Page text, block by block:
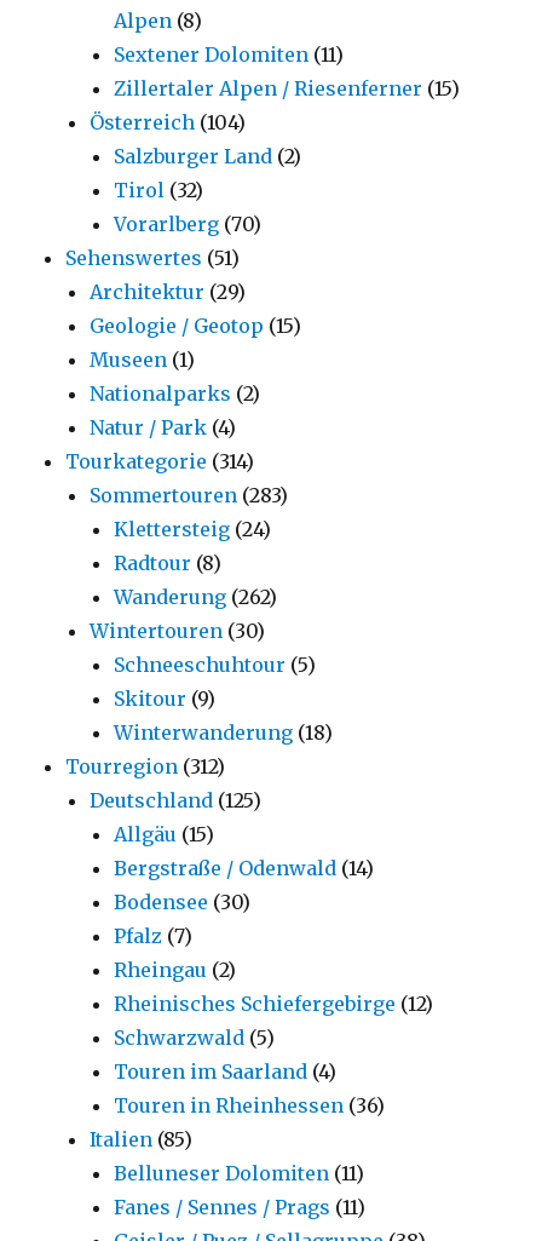
Alpen (8)
Sextener Dolomiten (11)
Zillertaler Alpen / Riesenferner (15)
Österreich (104)
Salzburger Land (2)
Tirol (32)
Vorarlberg (70)
Sehenswertes (51)
Architektur (29)
Geologie / Geotop (15)
Museen (1)
Nationalparks (2)
Natur / Park (4)
Tourkategorie (314)
Sommertouren (283)
Klettersteig (24)
Radtour (8)
Wanderung (262)
Wintertouren (30)
Schneeschuhtour (5)
Skitour (9)
Winterwanderung (18)
Tourregion (312)
Deutschland (125)
Allgäu (15)
Bergstraße / Odenwald (14)
Bodensee (30)
Pfalz (7)
Rheingau (2)
Rheinisches Schiefergebirge (12)
Schwarzwald (5)
Touren im Saarland (4)
Touren in Rheinhessen (36)
Italien (85)
Belluneser Dolomiten (11)
Fanes / Sennes / Prags (11)